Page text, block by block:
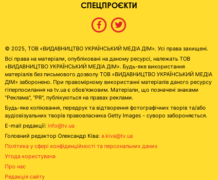
СПЕЦПРОЄКТИ
© 2025, ТОВ «ВИДАВНИЦТВО УКРАЇНСЬКИЙ МЕДІА ДІМ». Усі права захищені.
Всі права на матеріали, опубліковані на даному ресурсі, належать ТОВ
«ВИДАВНИЦТВО УКРАЇНСЬКИЙ МЕДІА ДІМ». Будь-яке використання
матеріалів без письмового дозволу ТОВ «ВИДАВНИЦТВО УКРАЇНСЬКИЙ МЕДІА
ДІМ» заборонено. При правомірному використанні матеріалів даного ресурсу
гіперпосилання на tv.ua є обов'язковим. Матеріали, що позначені знаками
"Реклама", "PR", публікуються на правах реклами.
Будь-яке копіювання, передрук та відтворення фотографічних творів та/або
аудіовізуальних творів правовласника Getty Images - суворо забороняється.
E-mail редакції: info@tv.ua
Головний редактор Олександр Ківа: a.kiva@tv.ua
Політика у сфері конфіденційності та персональних даних
Угода користувача
Про нас
Редакція сайту